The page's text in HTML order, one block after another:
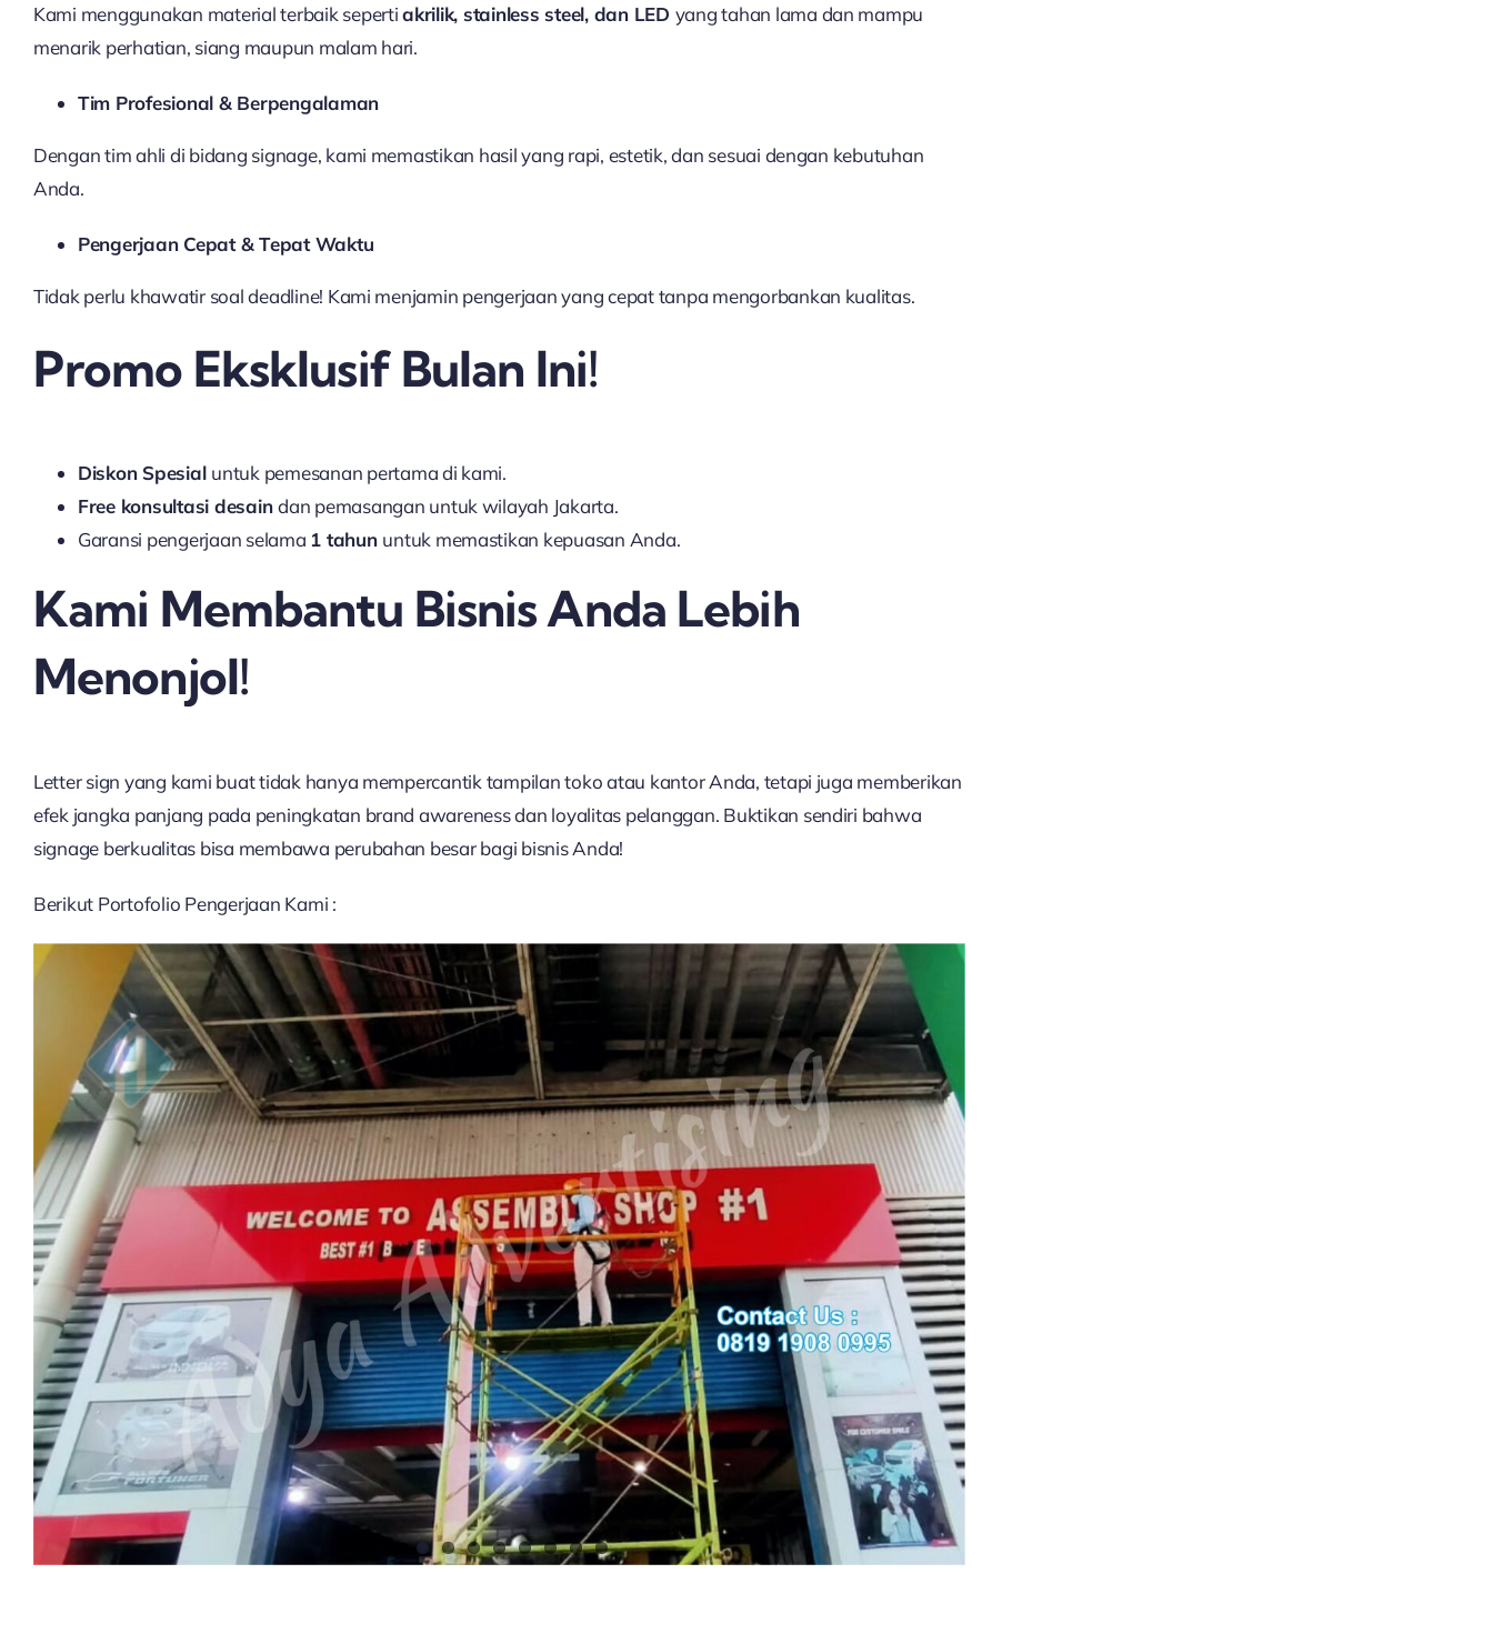
Kami menggunakan material terbaik sepertiakrilik, stainless steel, dan LED yang tahan lama dan mampu
menarik perhatian, siang maupun malam hari.
Tim Profesional & Berpengalaman
Dengan tim ahli di bidang signage, kami memastikan hasil yang rapi, estetik, dan sesuai dengan kebutuhan
Anda.
Pengerjaan Cepat & Tepat Waktu
Tidak perlu khawatir soal deadline! Kami menjamin pengerjaan yang cepat tanpa mengorbankan kualitas.
Promo Eksklusif Bulan Ini!
Diskon Spesial untuk pemesanan pertama di kami.
Free konsultasi desaindan pemasangan untuk wilayah Jakarta.
Garansi pengerjaan selama 1 tahun untuk memastikan kepuasan Anda.
Kami Membantu Bisnis Anda Lebih
Menonjol!
Letter sign yang kami buat tidak hanya mempercantik tampilan toko atau kantor Anda, tetapi juga memberikan
efek jangka panjang pada peningkatan brand awareness dan loyalitas pelanggan. Buktikan sendiri bahwa
signage berkualitas bisa membawa perubahan besar bagi bisnis Anda!
Berikut Portofolio Pengerjaan Kami :